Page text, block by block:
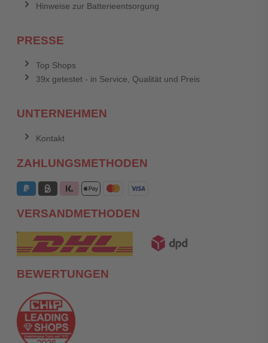
Hinweise zur Batterieentsorgung
PRESSE
Top Shops
39x getestet - in Service, Qualität und Preis
UNTERNEHMEN
Kontakt
ZAHLUNGSMETHODEN
VERSANDMETHODEN
BEWERTUNGEN